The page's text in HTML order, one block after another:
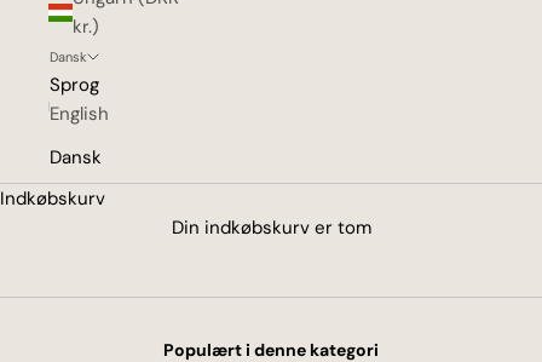
kr.)
Dansk
Sprog
English
Dansk
Indkøbskurv
Din indkøbskurv er tom
Populært i denne kategori